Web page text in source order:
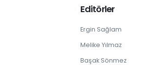
Editörler
Ergin Sağlam
Melike Yılmaz
Başak Sönmez